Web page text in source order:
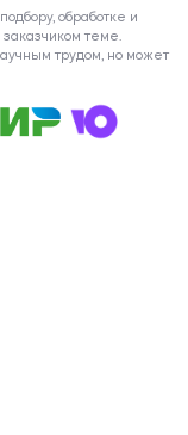
обработке и
теме.
трудом, но может